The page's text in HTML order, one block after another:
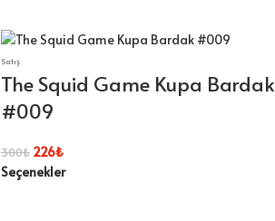
Satış
The Squid Game Kupa Bardak
#009
300₺ 226₺
Seçenekler